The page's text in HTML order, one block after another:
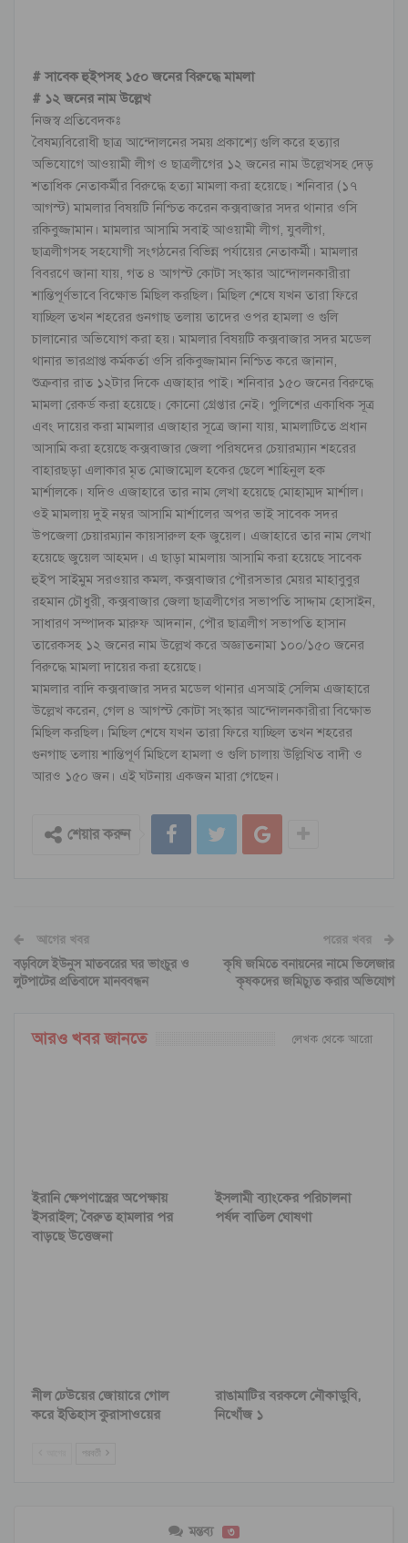
# সাবেক হুইপসহ ১৫০ জনের বিরুদ্ধে মামলা
# ১২ জনের নাম উল্লেখ
নিজস্ব প্রতিবেদকঃ
বৈষম্যবিরোধী ছাত্র আন্দোলনের সময় প্রকাশ্যে গুলি করে হত্যার
অভিযোগে আওয়ামী লীগ ও ছাত্রলীগের ১২ জনের নাম উল্লেখসহ দেড়
শতাধিক নেতাকর্মীর বিরুদ্ধে হত্যা মামলা করা হয়েছে। শনিবার (১৭
আগস্ট) মামলার বিষয়টি নিশ্চিত করেন কক্সবাজার সদর থানার ওসি
রকিবুজ্জামান। মামলার আসামি সবাই আওয়ামী লীগ, যুবলীগ,
ছাত্রলীগসহ সহযোগী সংগঠনের বিভিন্ন পর্যায়ের নেতাকর্মী। মামলার
বিবরণে জানা যায়, গত ৪ আগস্ট কোটা সংস্কার আন্দোলনকারীরা
শান্তিপূর্ণভাবে বিক্ষোভ মিছিল করছিল। মিছিল শেষে যখন তারা ফিরে
যাচ্ছিল তখন শহরের গুনগাছ তলায় তাদের ওপর হামলা ও গুলি
চালানোর অভিযোগ করা হয়। মামলার বিষয়টি কক্সবাজার সদর মডেল
থানার ভারপ্রাপ্ত কর্মকর্তা ওসি রকিবুজ্জামান নিশ্চিত করে জানান,
শুক্রবার রাত ১২টার দিকে এজাহার পাই। শনিবার ১৫০ জনের বিরুদ্ধে
মামলা রেকর্ড করা হয়েছে। কোনো গ্রেপ্তার নেই। পুলিশের একাধিক সূত্র
এবং দায়ের করা মামলার এজাহার সূত্রে জানা যায়, মামলাটিতে প্রধান
আসামি করা হয়েছে কক্সবাজার জেলা পরিষদের চেয়ারম্যান শহরের
বাহারছড়া এলাকার মৃত মোজাম্মেল হকের ছেলে শাহিনুল হক
মার্শালকে। যদিও এজাহারে তার নাম লেখা হয়েছে মোহাম্মদ মার্শাল।
ওই মামলায় দুই নম্বর আসামি মার্শালের অপর ভাই সাবেক সদর
উপজেলা চেয়ারম্যান কায়সারুল হক জুয়েল। এজাহারে তার নাম লেখা
হয়েছে জুয়েল আহমদ। এ ছাড়া মামলায় আসামি করা হয়েছে সাবেক
হুইপ সাইমুম সরওয়ার কমল, কক্সবাজার পৌরসভার মেয়র মাহাবুবুর
রহমান চৌধুরী, কক্সবাজার জেলা ছাত্রলীগের সভাপতি সাদ্দাম হোসাইন,
সাধারণ সম্পাদক মারুফ আদনান, পৌর ছাত্রলীগ সভাপতি হাসান
তারেকসহ ১২ জনের নাম উল্লেখ করে অজ্ঞাতনামা ১০০/১৫০ জনের
বিরুদ্ধে মামলা দায়ের করা হয়েছে।
মামলার বাদি কক্সবাজার সদর মডেল থানার এসআই সেলিম এজাহারে
উল্লেখ করেন, গেল ৪ আগস্ট কোটা সংস্কার আন্দোলনকারীরা বিক্ষোভ
মিছিল করছিল। মিছিল শেষে যখন তারা ফিরে যাচ্ছিল তখন শহরের
গুনগাছ তলায় শান্তিপূর্ণ মিছিলে হামলা ও গুলি চালায় উল্লিখিত বাদী ও
আরও ১৫০ জন। এই ঘটনায় একজন মারা গেছেন।
শেয়ার করুন
আগের খবর
বড়বিলে ইউনুস মাতবরের ঘর ভাংচুর ও
লুটপাটের প্রতিবাদে মানববন্ধন
পরের খবর
কৃষি জমিতে বনায়নের নামে ভিলেজার
কৃষকদের জমিচ্যুত করার অভিযোগ
আরও খবর জানতে লেখক থেকে আরো
ইরানি ক্ষেপণাস্ত্রের অপেক্ষায়
ইসরাইল; বৈরুত হামলার পর
বাড়ছে উত্তেজনা
ইসলামী ব্যাংকের পরিচালনা
পর্ষদ বাতিল ঘোষণা
নীল ঢেউয়ের জোয়ারে গোল
করে ইতিহাস কুরাসাওয়ের
রাঙামাটির বরকলে নৌকাডুবি,
নিখোঁজ ১
পরবর্তী
মন্তব্য ৩